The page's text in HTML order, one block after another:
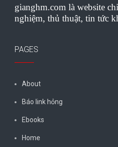
gianghm.com là website
nghiệm, thủ thuật, tin tức
PAGES
About
Báo link hỏng
Ebooks
Home